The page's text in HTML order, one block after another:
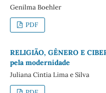
Genilma Boehler
PDF
RELIGIÃO, GÊNERO E
pela modernidade
Juliana Cintia Lima e Silva